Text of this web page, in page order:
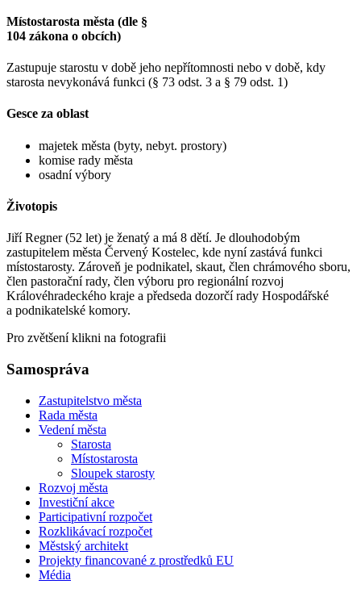
Místostarosta města (dle §
104 zákona o obcích)
Zastupuje starostu v době jeho nepřítomnosti nebo v době, kdy
starosta nevykonává funkci (§ 73 odst. 3 a § 79 odst. 1)
Gesce za oblast
majetek města (byty, nebyt. prostory)
komise rady města
osadní výbory
Životopis
Jiří Regner (52 let) je ženatý a má 8 dětí. Je dlouhodobým
zastupitelem města Červený Kostelec, kde nyní zastává funkci
místostarosty. Zároveň je podnikatel, skaut, člen chrámového sboru,
člen pastorační rady, člen výboru pro regionální rozvoj
Královéhradeckého kraje a předseda dozorčí rady Hospodářské
a podnikatelské komory.
Pro zvětšení klikni na fotografii
Samospráva
Zastupitelstvo města
Rada města
Vedení města
Starosta
Místostarosta
Sloupek starosty
Rozvoj města
Investiční akce
Participativní rozpočet
Rozklikávací rozpočet
Městský architekt
Projekty financované z prostředků EU
Média